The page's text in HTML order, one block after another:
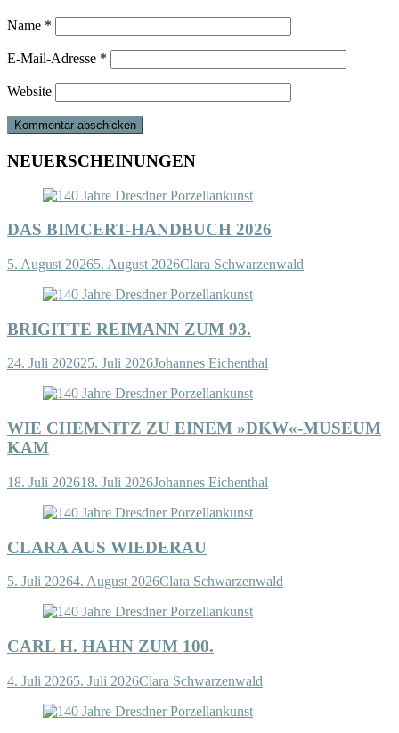
Name *
E-Mail-Adresse *
Website
NEUERSCHEINUNGEN
DAS BIMCERT-HANDBUCH 2026
5. August 20265. August 2026Clara Schwarzenwald
BRIGITTE REIMANN ZUM 93.
24. Juli 202625. Juli 2026Johannes Eichenthal
WIE CHEMNITZ ZU EINEM »DKW«-MUSEUM
KAM
18. Juli 202618. Juli 2026Johannes Eichenthal
CLARA AUS WIEDERAU
5. Juli 20264. August 2026Clara Schwarzenwald
CARL H. HAHN ZUM 100.
4. Juli 20265. Juli 2026Clara Schwarzenwald